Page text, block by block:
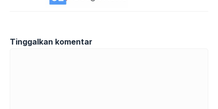
Tinggalkan komentar